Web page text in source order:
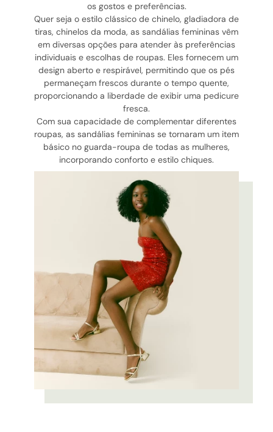
os gostos e preferências.
Quer seja o estilo clássico de chinelo, gladiadora de
tiras, chinelos da moda, as sandálias femininas vêm
em diversas opções para atender às preferências
individuais e escolhas de roupas. Eles fornecem um
design aberto e respirável, permitindo que os pés
permaneçam frescos durante o tempo quente,
proporcionando a liberdade de exibir uma pedicure
fresca.
Com sua capacidade de complementar diferentes
roupas, as sandálias femininas se tornaram um item
básico no guarda-roupa de todas as mulheres,
incorporando conforto e estilo chiques.